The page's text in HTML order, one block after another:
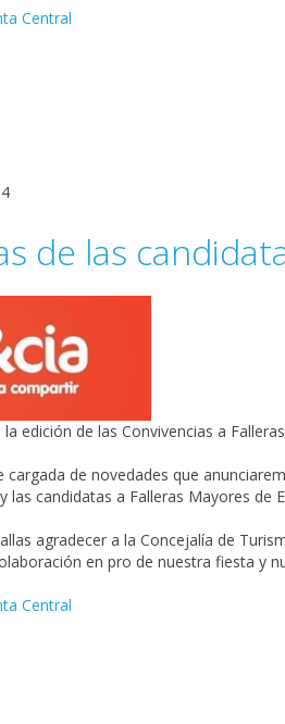
Central
de las
edición de las Convivencias a
cargada de novedades que
las candidatas a Falleras Mayores de
agradecer a la Concejalía de
en pro de nuestra fiesta y
Central